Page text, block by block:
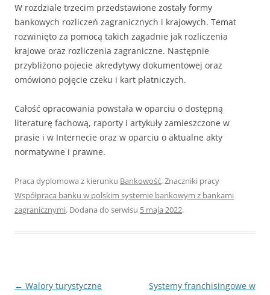
W rozdziale trzecim przedstawione zostały formy
bankowych rozliczeń zagranicznych i krajowych. Temat
rozwinięto za pomocą takich zagadnie jak rozliczenia
krajowe oraz rozliczenia zagraniczne. Następnie
przybliżono pojecie akredytywy dokumentowej oraz
omówiono pojęcie czeku i kart płatniczych.
Całość opracowania powstała w oparciu o dostępną
literaturę fachową, raporty i artykuły zamieszczone w
prasie i w Internecie oraz w oparciu o aktualne akty
normatywne i prawne.
Praca dyplomowa z kierunku Bankowość. Znaczniki pracy
Współpraca banku w polskim systemie bankowym z bankami
zagranicznymi. Dodana do serwisu 5 maja 2022.
Nawigacja
← Walory turystyczne
Systemy franchisingowe w